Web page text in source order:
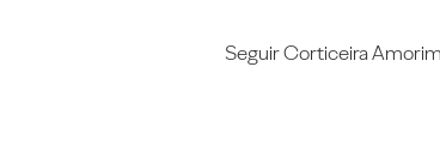
Seguir Corticeira Amorim